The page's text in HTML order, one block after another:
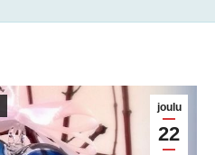
joulu
22